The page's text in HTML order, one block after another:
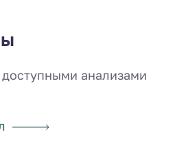
анализами